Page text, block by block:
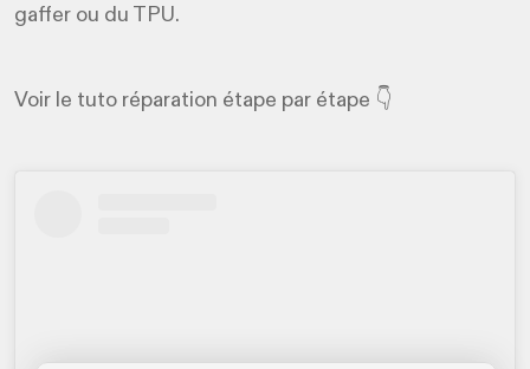
gaffer ou du TPU.
Voir le tuto réparation étape par étape 👇